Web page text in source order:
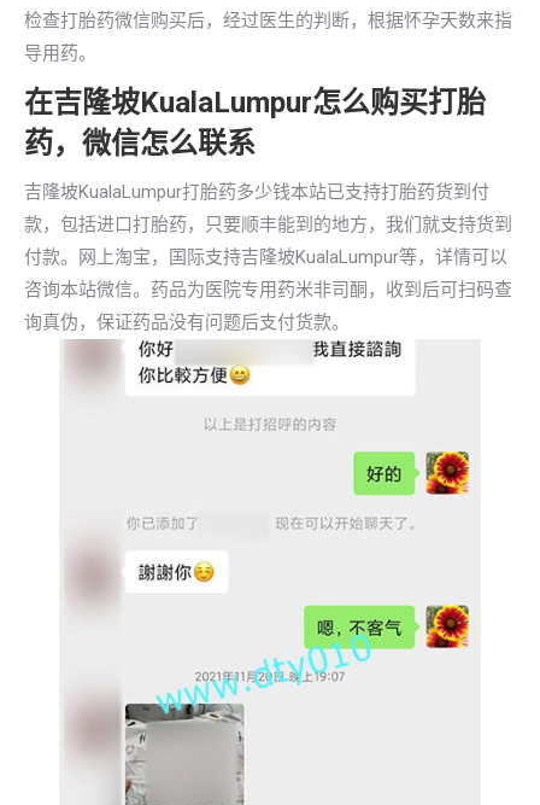
检查打胎药微信购买后，经过医生的判断，根据怀孕天数来指
导用药。
在吉隆坡KualaLumpur怎么购买打胎
药，微信怎么联系
吉隆坡KualaLumpur打胎药多少钱本站已支持打胎药货到付
款，包括进口打胎药，只要顺丰能到的地方，我们就支持货到
付款。网上淘宝，国际支持吉隆坡KualaLumpur等，详情可以
咨询本站微信。药品为医院专用药米非司酮，收到后可扫码查
询真伪，保证药品没有问题后支付货款。